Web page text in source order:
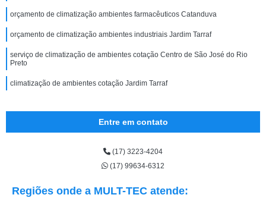
orçamento de climatização ambientes farmacêuticos Catanduva
orçamento de climatização ambientes industriais Jardim Tarraf
serviço de climatização de ambientes cotação Centro de São José do Rio
Preto
climatização de ambientes cotação Jardim Tarraf
Entre em contato
(17) 3223-4204
(17) 99634-6312
Regiões onde a MULT-TEC atende: